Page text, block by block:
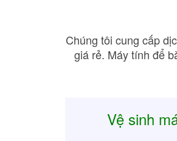
Chúng tôi cung cấp
giá rẻ. Máy tính để
Vệ sinh